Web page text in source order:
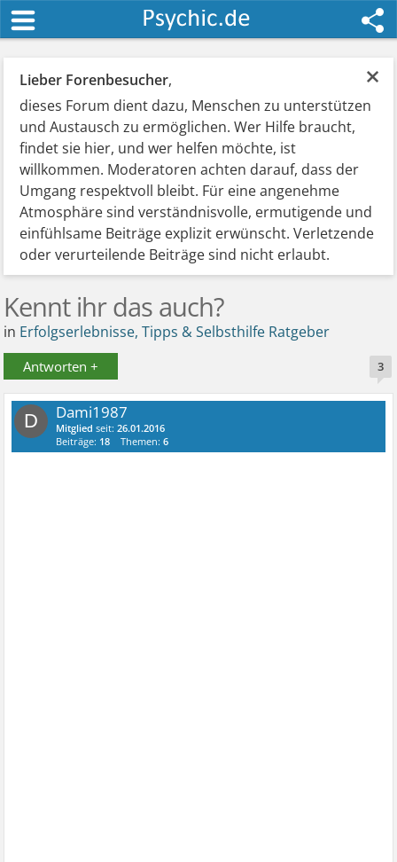
×
Lieber Forenbesucher,
dieses Forum dient dazu, Menschen zu unterstützen
und Austausch zu ermöglichen. Wer Hilfe braucht,
findet sie hier, und wer helfen möchte, ist
willkommen. Moderatoren achten darauf, dass der
Umgang respektvoll bleibt. Für eine angenehme
Atmosphäre sind verständnisvolle, ermutigende und
einfühlsame Beiträge explizit erwünscht. Verletzende
oder verurteilende Beiträge sind nicht erlaubt.
Kennt ihr das auch?
in Erfolgserlebnisse, Tipps & Selbsthilfe Ratgeber
Antworten + 3
D Dami1987
Mitglied seit:26.01.2016
Beiträge: 18 Themen:6